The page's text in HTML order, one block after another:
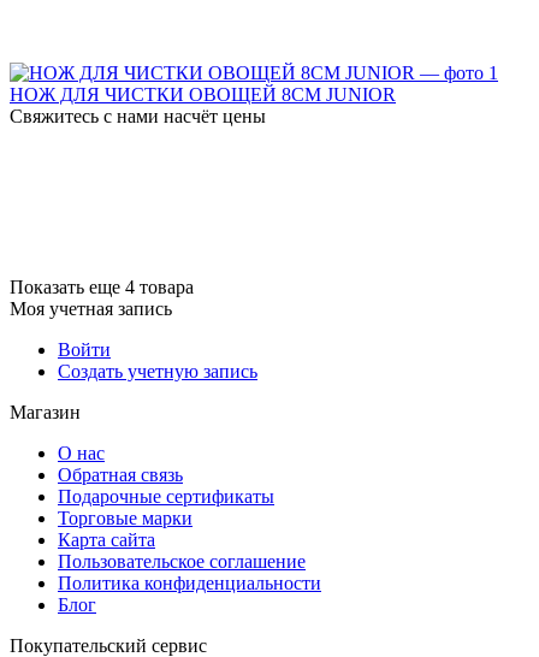
НОЖ ДЛЯ ЧИСТКИ ОВОЩЕЙ 8СМ JUNIOR
Свяжитесь с нами насчёт цены
Показать еще 4 товара
Моя учетная запись
Войти
Создать учетную запись
Магазин
О нас
Обратная связь
Подарочные сертификаты
Торговые марки
Карта сайта
Пользовательское соглашение
Политика конфиденциальности
Блог
Покупательский сервис